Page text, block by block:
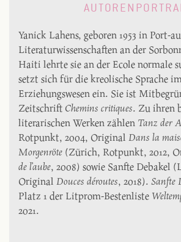
Yanick Lahens, geboren 1953 in Port-
Literaturwissenschaften an der
Haiti lehrte sie an der Ecole normale
setzt sich für die kreolische Sprache
Erziehungswesen ein. Sie ist
Zeitschrift Chemins critiques. Zu ihren
literarischen Werken zählen Tanz der
Rotpunkt, 2004, Original Dans la
Morgenröte (Zürich, Rotpunkt, 2012,
de l’aube, 2008) sowie Sanfte Debakel
Original Douces déroutes, 2018). Sanfte
Platz 1 der Litprom-Bestenliste
2021.